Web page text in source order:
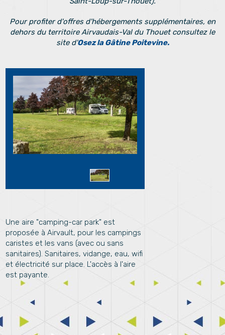
Pour profiter d'offres d'hébergements supplémentaires, en
dehors du territoire Airvaudais-Val du Thouet consultez le
site d'Osez la Gâtine Poitevine.
Une aire "camping-car park" est
proposée à Airvault, pour les campings
caristes et les vans (avec ou sans
sanitaires). Sanitaires, vidange, eau, wifi
et électricité sur place. L'accès à l'aire
est payante.